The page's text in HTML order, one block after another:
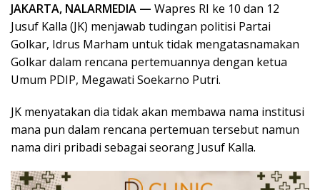
JAKARTA, NALARMEDIA — Wapres RI ke 10 dan 12
Jusuf Kalla (JK) menjawab tudingan politisi Partai
Golkar, Idrus Marham untuk tidak mengatasnamakan
Golkar dalam rencana pertemuannya dengan ketua
Umum PDIP, Megawati Soekarno Putri.
JK menyatakan dia tidak akan membawa nama institusi
mana pun dalam rencana pertemuan tersebut namun
nama diri pribadi sebagai seorang Jusuf Kalla.